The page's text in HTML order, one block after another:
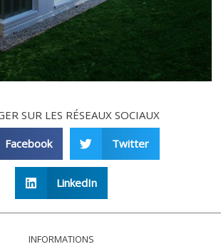
SUR LES RÉSEAUX SOCIAUX
Facebook
Twitter
LinkedIn
INFORMATIONS